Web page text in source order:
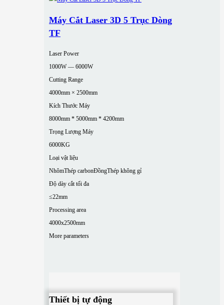
Máy Cắt Laser 3D 5 Trục Dòng
TF
Laser Power
1000W — 6000W
Cutting Range
4000mm × 2500mm
Kích Thước Máy
8000mm * 5000mm * 4200mm
Trọng Lượng Máy
6000KG
Loại vật liệu
NhômThép carbonĐồngThép không gỉ
Độ dày cắt tối đa
≤22mm
Processing area
4000x2500mm
More parameters
Thiết bị tự động